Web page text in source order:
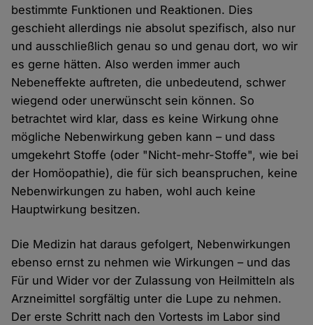
bestimmte Funktionen und Reaktionen. Dies
geschieht allerdings nie absolut spezifisch, also nur
und ausschließlich genau so und genau dort, wo wir
es gerne hätten. Also werden immer auch
Nebeneffekte auftreten, die unbedeutend, schwer
wiegend oder unerwünscht sein können. So
betrachtet wird klar, dass es keine Wirkung ohne
mögliche Nebenwirkung geben kann – und dass
umgekehrt Stoffe (oder "Nicht-mehr-Stoffe", wie bei
der Homöopathie), die für sich beanspruchen, keine
Nebenwirkungen zu haben, wohl auch keine
Hauptwirkung besitzen.
Die Medizin hat daraus gefolgert, Nebenwirkungen
ebenso ernst zu nehmen wie Wirkungen – und das
Für und Wider vor der Zulassung von Heilmitteln als
Arzneimittel sorgfältig unter die Lupe zu nehmen.
Der erste Schritt nach den Vortests im Labor sind